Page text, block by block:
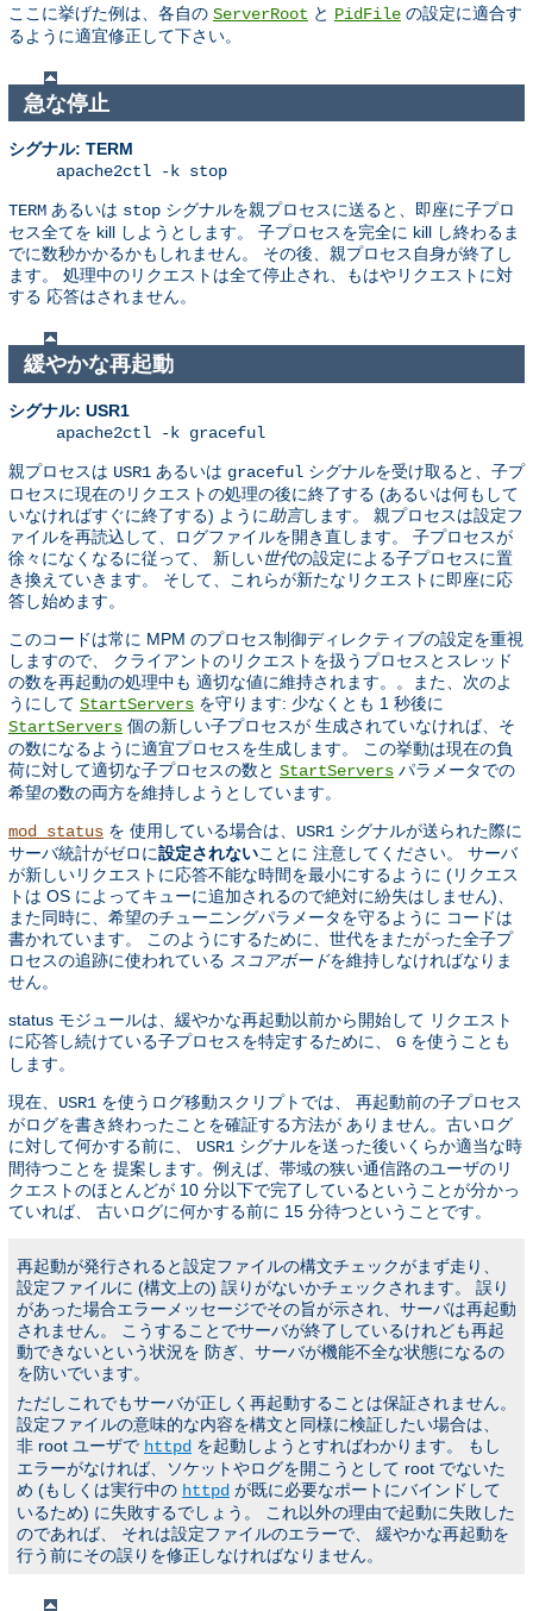
ここに挙げた例は、各自の ServerRoot と PidFile の設定に適合す
るように適宜修正して下さい。
急な停止
シグナル: TERM
apache2ctl -k stop
TERM あるいは stop シグナルを親プロセスに送ると、即座に子プロ
セス全てを kill しようとします。 子プロセスを完全に kill し終わるま
でに数秒かかるかもしれません。 その後、親プロセス自身が終了し
ます。 処理中のリクエストは全て停止され、もはやリクエストに対
する 応答はされません。
緩やかな再起動
シグナル: USR1
apache2ctl -k graceful
親プロセスは USR1 あるいは graceful シグナルを受け取ると、子プ
ロセスに現在のリクエストの処理の後に終了する (あるいは何もして
いなければすぐに終了する) ように助言します。 親プロセスは設定フ
ァイルを再読込して、ログファイルを開き直します。 子プロセスが
徐々になくなるに従って、 新しい世代の設定による子プロセスに置
き換えていきます。 そして、これらが新たなリクエストに即座に応
答し始めます。
このコードは常に MPM のプロセス制御ディレクティブの設定を重視
しますので、 クライアントのリクエストを扱うプロセスとスレッド
の数を再起動の処理中も 適切な値に維持されます。。また、次のよ
うにして StartServers を守ります: 少なくとも 1 秒後に
StartServers 個の新しい子プロセスが 生成されていなければ、そ
の数になるように適宜プロセスを生成します。 この挙動は現在の負
荷に対して適切な子プロセスの数と StartServers パラメータでの
希望の数の両方を維持しようとしています。
mod_status を 使用している場合は、 USR1 シグナルが送られた際に
サーバ統計がゼロに設定されないことに 注意してください。 サーバ
が新しいリクエストに応答不能な時間を最小にするように (リクエス
トは OS によってキューに追加されるので絶対に紛失はしません)、
また同時に、希望のチューニングパラメータを守るように コードは
書かれています。 このようにするために、世代をまたがった全子プ
ロセスの追跡に使われている スコアボードを維持しなければなりま
せん。
status モジュールは、緩やかな再起動以前から開始して リクエスト
に応答し続けている子プロセスを特定するために、 G を使うことも
します。
現在、 USR1 を使うログ移動スクリプトでは、 再起動前の子プロセス
がログを書き終わったことを確証する方法が ありません。古いログ
に対して何かする前に、 USR1 シグナルを送った後いくらか適当な時
間待つことを 提案します。例えば、帯域の狭い通信路のユーザのリ
クエストのほとんどが 10 分以下で完了しているということが分かっ
ていれば、 古いログに何かする前に 15 分待つということです。
再起動が発行されると設定ファイルの構文チェックがまず走り、
設定ファイルに (構文上の) 誤りがないかチェックされます。 誤り
があった場合エラーメッセージでその旨が示され、サーバは再起動
されません。 こうすることでサーバが終了しているけれども再起
動できないという状況を 防ぎ、サーバが機能不全な状態になるの
を防いでいます。
ただしこれでもサーバが正しく再起動することは保証されません。
設定ファイルの意味的な内容を構文と同様に検証したい場合は、
非 root ユーザで httpd を起動しようとすればわかります。 もし
エラーがなければ、ソケットやログを開こうとして root でないた
め (もしくは実行中の httpd が既に必要なポートにバインドして
いるため) に失敗するでしょう。 これ以外の理由で起動に失敗した
のであれば、 それは設定ファイルのエラーで、 緩やかな再起動を
行う前にその誤りを修正しなければなりません。